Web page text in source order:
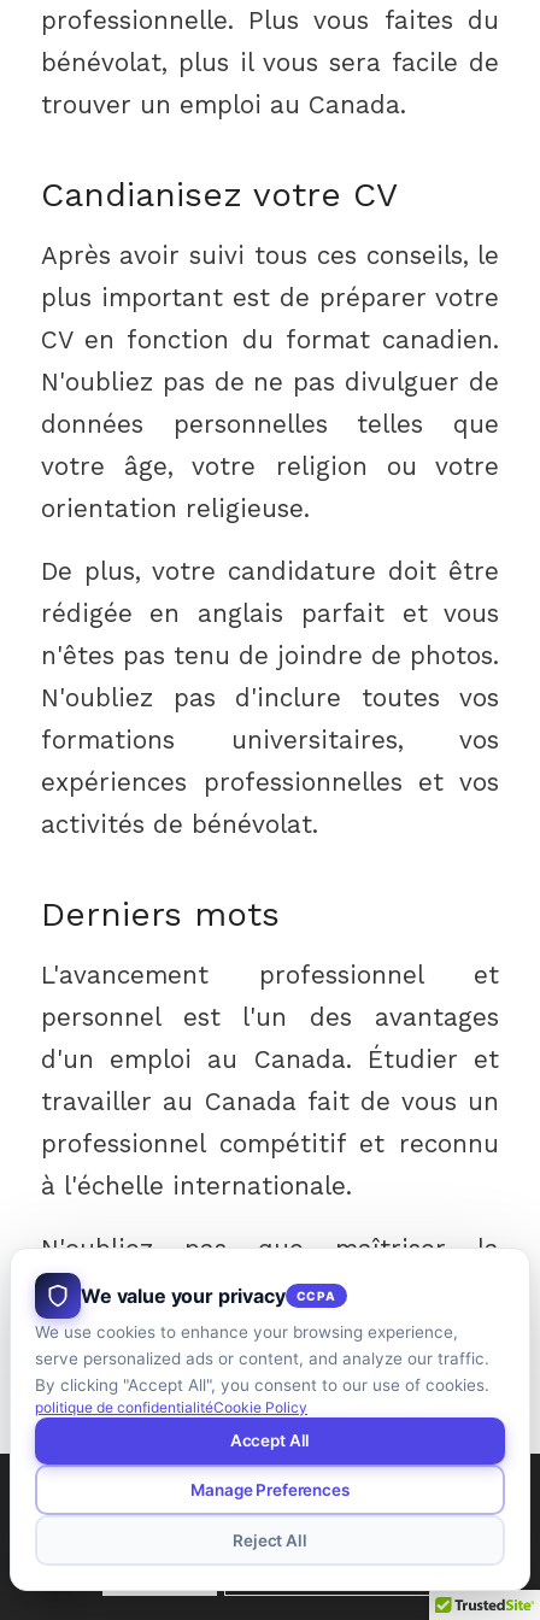
professionnelle. Plus vous faites du
bénévolat, plus il vous sera facile de
trouver un emploi au Canada.
Candianisez votre CV
Après avoir suivi tous ces conseils, le
plus important est de préparer votre
CV en fonction du format canadien.
N'oubliez pas de ne pas divulguer de
données personnelles telles que
votre âge, votre religion ou votre
orientation religieuse.
De plus, votre candidature doit être
rédigée en anglais parfait et vous
n'êtes pas tenu de joindre de photos.
N'oubliez pas d'inclure toutes vos
formations universitaires, vos
expériences professionnelles et vos
activités de bénévolat.
Derniers mots
L'avancement professionnel et
personnel est l'un des avantages
d'un emploi au Canada. Étudier et
travailler au Canada fait de vous un
professionnel compétitif et reconnu
à l'échelle internationale.
N'oubliez pas que maîtriser la
langue, étudier au Canada et faire
du bénévolat au pays vous ouvre les
portes d'un marché du travail
dynamique dans un pays au niveau
de vie élevé et à l'une des meilleures
politiques d'immigration au monde.
Ce site utilise des cookies. En poursuivant votre navigation,
We value your privacy CCPA
We use cookies to enhance your browsing experience,
serve personalized ads or content, and analyze our traffic.
By clicking "Accept All", you consent to our use of cookies.
politique de confidentialitéCookie Policy
Accept All
Manage Preferences
Reject All